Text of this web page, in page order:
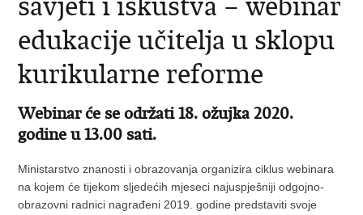
edukacije učitelja u sklopu
kurikularne reforme
Webinar će se održati 18. ožujka 2020.
godine u 13.00 sati.
Ministarstvo znanosti i obrazovanja organizira ciklus webinara
na kojem će tijekom sljedećih mjeseci najuspješniji odgojno-
obrazovni radnici nagrađeni 2019. godine predstaviti svoje